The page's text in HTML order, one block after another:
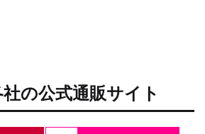
の公式通販サイト